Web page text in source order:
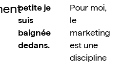
petite je
suis
baignée
dedans.
Pour moi,
le
marketing
est une
discipline